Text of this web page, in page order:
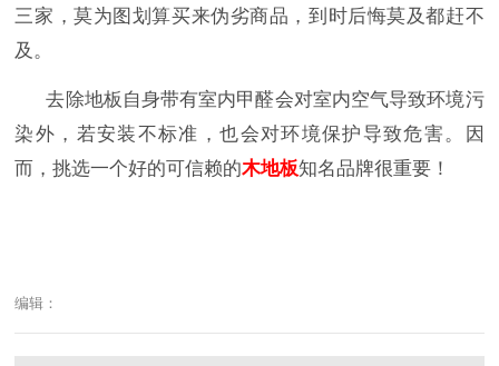
三家，莫为图划算买来伪劣商品，到时后悔莫及都赶不
及。
去除地板自身带有室内甲醛会对室内空气导致环境污
染外，若安装不标准，也会对环境保护导致危害。因
而，挑选一个好的可信赖的木地板知名品牌很重要！
编辑：